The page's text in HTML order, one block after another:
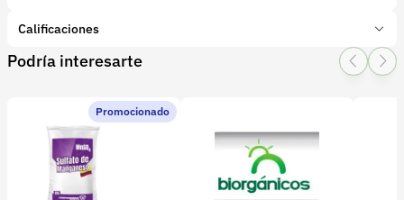
Tipo de producto:
Subcategoría:Mezclas físicas
Calificaciones
1 Star
2 Star
3 Star4 Star
0 calificaciones
Podría interesarte
Promocionado